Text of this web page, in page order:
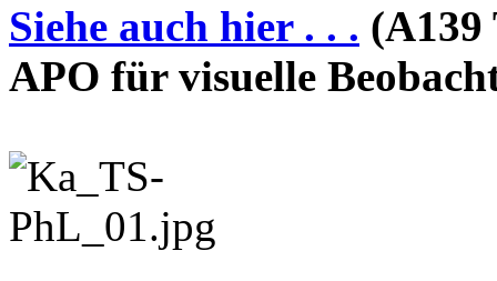
Siehe auch hier . . . (A139
APO für visuelle